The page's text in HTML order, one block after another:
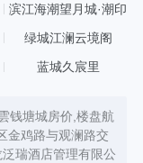
滨江海潮望月城·潮印
绿城江澜云境阁
蓝城久宸里
钱塘城房价,楼盘航
金鸡路与观澜路交
瑞酒店管理有限公